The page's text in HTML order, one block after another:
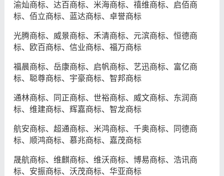
渝灿商标、达百商标、米海商标、禧维商标、启佰商
标、佰立商标、蓝达商标、卓誉商标
光腾商标、威景商标、禾清商标、元滨商标、恒德商
标、欧百商标、信业商标、福万商标
福晨商标、岳康商标、启帆商标、艺迅商标、富亿商
标、聪尊商标、宇豪商标、智邦商标
通林商标、同正商标、世裕商标、威文商标、东润商
标、维建商标、辉嘉商标、智龙商标
航安商标、超通商标、米鸿商标、千奥商标、同德商
标、顺鸿商标、慕兆商标、嘉茂商标
晟航商标、维麒商标、维沃商标、博易商标、浩讯商
标、安振商标、沃茂商标、华亚商标